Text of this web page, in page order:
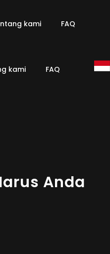
kami FAQ
kami FAQ
Anda